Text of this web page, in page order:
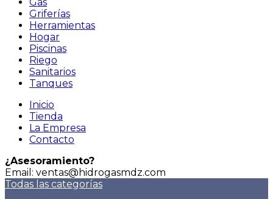
Griferías
Herramientas
Hogar
Piscinas
Riego
Sanitarios
Tanques
Inicio
Tienda
La Empresa
Contacto
¿Asesoramiento?
Email: ventas@hidrogasmdz.com
Todas las categorías